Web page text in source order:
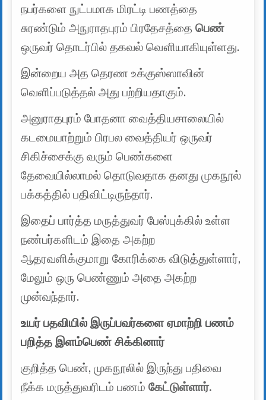
நபர்களை நுட்பமாக மிரட்டி பணத்தை
சுரண்டும் அநுராதபுரம் பிரதேசத்தைபெண்
ஒருவர் தொடர்பில் தகவல் வௌியாகியுள்ளது.
இன்றைய அத தெரண உக்குஸ்ஸாவின்
வெளிப்படுத்தல் அது பற்றியதாகும்.
அனுராதபுரம் போதனா வைத்தியசாலையில்
கடமையாற்றும் பிரபல வைத்தியர் ஒருவர்
சிகிச்சைக்கு வரும் பெண்களை
தேவையில்லாமல் தொடுவதாக தனது முகநூல்
பக்கத்தில் பதிவிட்டிருந்தார்.
இதைப் பார்த்த மருத்துவர் பேஸ்புக்கில் உள்ள
நண்பர்களிடம் இதை அகற்ற
ஆதரவளிக்குமாறு கோரிக்கை விடுத்துள்ளார்,
மேலும் ஒரு பெண்ணும் அதை அகற்ற
முன்வந்தார்.
உயர் பதவியில் இருப்பவர்களை ஏமாற்றி பணம்
பறித்த இளம்பெண் சிக்கினார்
குறித்த பெண், முகநூலில் இருந்து பதிவை
நீக்க மருத்துவரிடம் பணம்கேட்டுள்ளார்.